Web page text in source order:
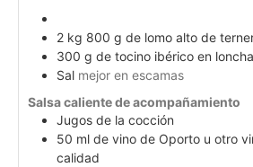
2 kg 800 g de lomo alto de
300 g de tocino ibérico en
Sal mejor en escamas
Salsa caliente de acompañamiento
Jugos de la cocción
50 ml de vino de Oporto u otro
calidad